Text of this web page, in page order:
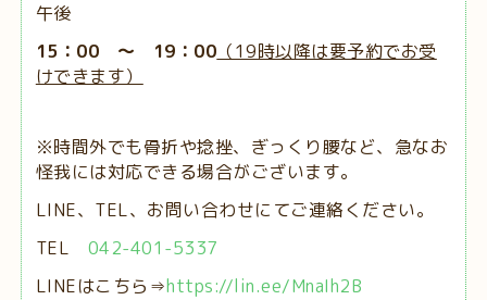
午後
15：00 ～ 19：00 （19時以降は要予約でお受
けできます）
※時間外でも骨折や捻挫、ぎっくり腰など、急なお
怪我には対応できる場合がございます。
LINE、TEL、お問い合わせにてご連絡ください。
TEL 042-401-5337
LINEはこちら⇒https://lin.ee/MnaIh2B